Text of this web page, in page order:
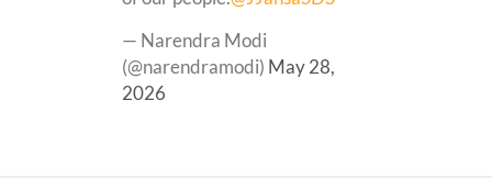
— Narendra Modi
(@narendramodi) May 28,
2026